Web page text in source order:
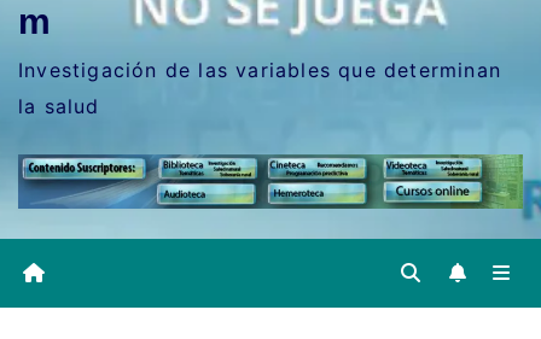
m
Investigación de las variables que determinan
la salud